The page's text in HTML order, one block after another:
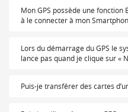
Mon GPS possède une fonction
à le connecter à mon
Lors du démarrage du GPS le
lance pas quand je clique sur «
Puis-je transférer des cartes